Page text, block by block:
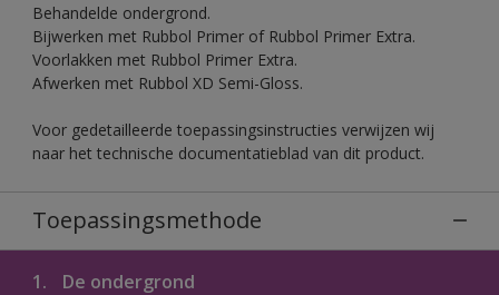
Behandelde ondergrond.
Bijwerken met Rubbol Primer of Rubbol Primer Extra.
Voorlakken met Rubbol Primer Extra.
Afwerken met Rubbol XD Semi-Gloss.
Voor gedetailleerde toepassingsinstructies verwijzen wij
naar het technische documentatieblad van dit product.
Toepassingsmethode
1. De ondergrond